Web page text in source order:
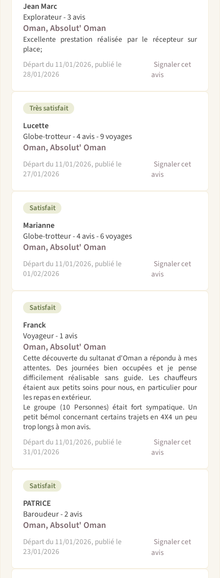
Jean Marc
Explorateur - 3 avis
Oman, Absolut' Oman
Excellente prestation réalisée par le récepteur sur
place;
Départ du 11/01/2026, publié le
28/01/2026
Signaler cet
avis
Très satisfait
Lucette
Globe-trotteur - 4 avis - 9 voyages
Oman, Absolut' Oman
Départ du 11/01/2026, publié le
27/01/2026
Signaler cet
avis
Satisfait
Marianne
Globe-trotteur - 4 avis - 6 voyages
Oman, Absolut' Oman
Départ du 11/01/2026, publié le
01/02/2026
Signaler cet
avis
Satisfait
Franck
Voyageur - 1 avis
Oman, Absolut' Oman
Cette découverte du sultanat d'Oman a répondu à mes
attentes. Des journées bien occupées et je pense
difficilement réalisable sans guide. Les chauffeurs
étaient aux petits soins pour nous, en particulier pour
les repas en extérieur.
Le groupe (10 Personnes) était fort sympatique. Un
petit bémol concernant certains trajets en 4X4 un peu
trop longs à mon avis.
Départ du 11/01/2026, publié le
31/01/2026
Signaler cet
avis
Satisfait
PATRICE
Baroudeur - 2 avis
Oman, Absolut' Oman
Départ du 11/01/2026, publié le
23/01/2026
Signaler cet
avis